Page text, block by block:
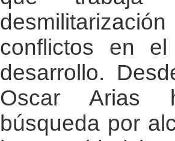
conflictos en
desarrollo.
Oscar Arias
búsqueda por